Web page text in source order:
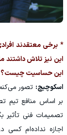
* برخی معتقدند
این نیز تلاش داشتند
این حساسیت چیست؟
اسکوچیچ: تصور
بر اساس منافع تیم
تصمیمات فنی تأثیر
اجازه نداده‌ام کسی